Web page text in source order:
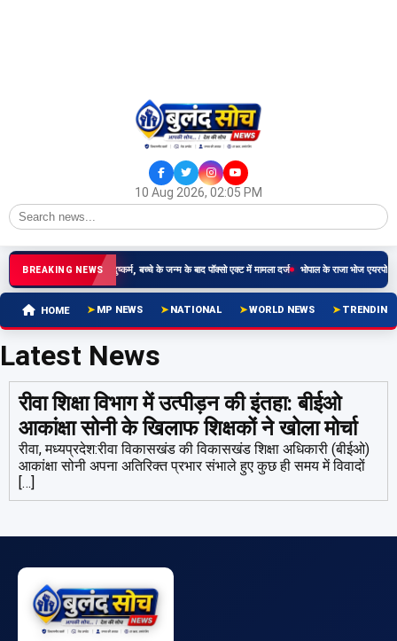
10 Aug 2026, 02:05 PM
BREAKING NEWS
किशोरी से रिश्तेदार ने किया दुष्कर्म, बच्चे के जन्म के बाद पॉक्सो एक्ट में मामला दर्ज भोपाल के राजा भोज
HOME MP NEWS NATIONAL WORLD NEWS TRENDING
Latest News
रीवा शिक्षा विभाग में उत्पीड़न की इंतहा: बीईओ
आकांक्षा सोनी के खिलाफ शिक्षकों ने खोला मोर्चा
रीवा, मध्यप्रदेश:रीवा विकासखंड की विकासखंड शिक्षा अधिकारी (बीईओ)
आकांक्षा सोनी अपना अतिरिक्त प्रभार संभाले हुए कुछ ही समय में विवादों
[…]